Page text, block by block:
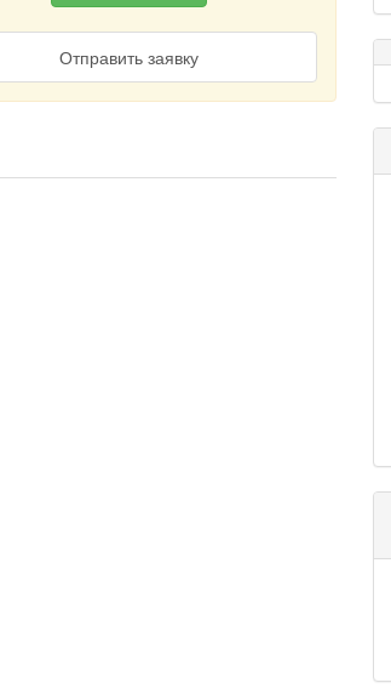
Отправить заявку